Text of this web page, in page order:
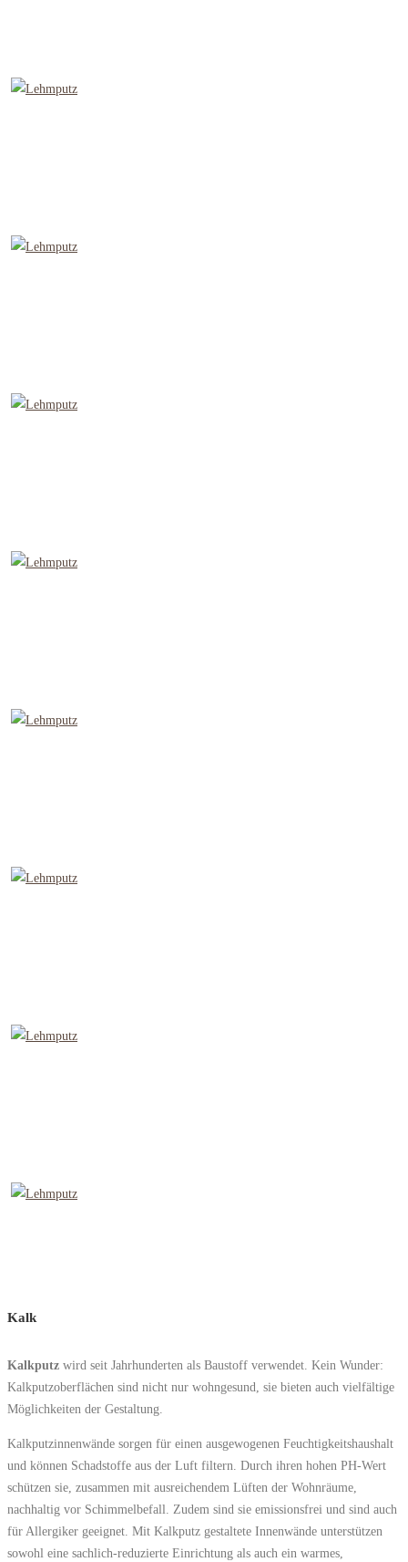
Kalk
Kalkputz wird seit Jahrhunderten als Baustoff verwendet. Kein Wunder:
Kalkputzoberflächen sind nicht nur wohngesund, sie bieten auch vielfältige
Möglichkeiten der Gestaltung.
Kalkputzinnenwände sorgen für einen ausgewogenen Feuchtigkeitshaushalt
und können Schadstoffe aus der Luft filtern. Durch ihren hohen PH-Wert
schützen sie, zusammen mit ausreichendem Lüften der Wohnräume,
nachhaltig vor Schimmelbefall. Zudem sind sie emissionsfrei und sind auch
für Allergiker geeignet. Mit Kalkputz gestaltete Innenwände unterstützen
sowohl eine sachlich-reduzierte Einrichtung als auch ein warmes,